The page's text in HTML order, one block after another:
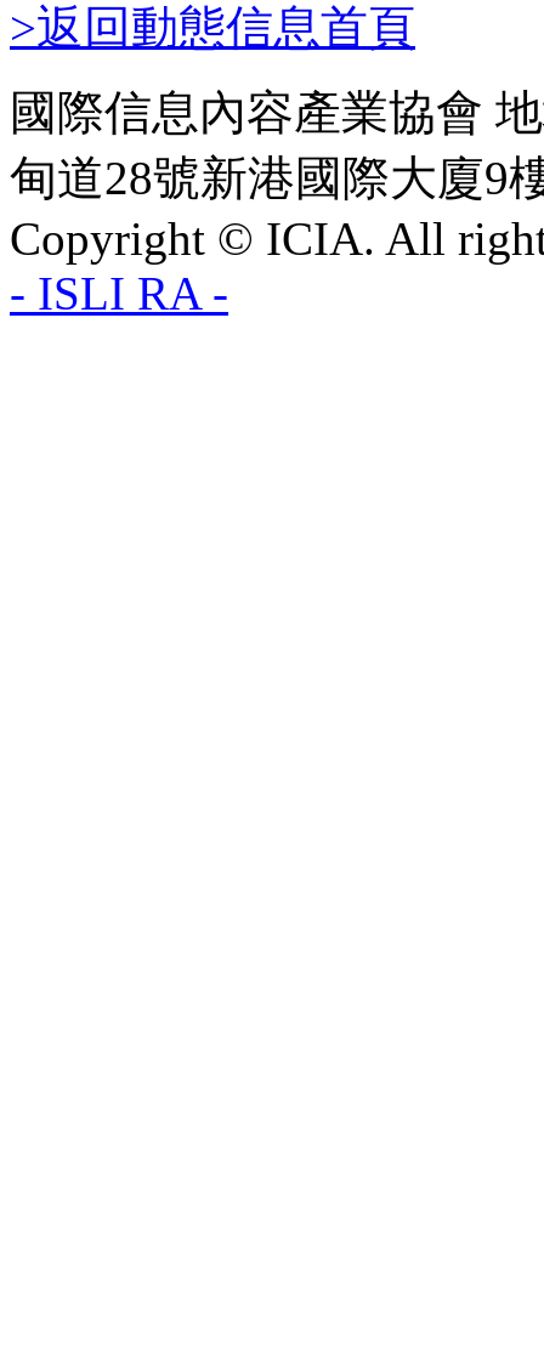
>返回動態信息首頁
國際信息內容產業協會
甸道28號新港國際大廈9
Copyright © ICIA. All
- ISLI RA -